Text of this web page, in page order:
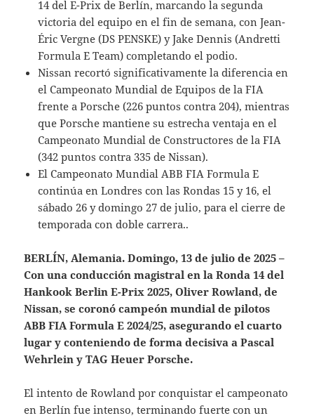
14 del E-Prix de Berlín, marcando la segunda
victoria del equipo en el fin de semana, con Jean-
Éric Vergne (DS PENSKE) y Jake Dennis (Andretti
Formula E Team) completando el podio.
Nissan recortó significativamente la diferencia en
el Campeonato Mundial de Equipos de la FIA
frente a Porsche (226 puntos contra 204), mientras
que Porsche mantiene su estrecha ventaja en el
Campeonato Mundial de Constructores de la FIA
(342 puntos contra 335 de Nissan).
El Campeonato Mundial ABB FIA Formula E
continúa en Londres con las Rondas 15 y 16, el
sábado 26 y domingo 27 de julio, para el cierre de
temporada con doble carrera..
BERLÍN, Alemania. Domingo, 13 de julio de 2025 –
Con una conducción magistral en la Ronda 14 del
Hankook Berlin E-Prix 2025, Oliver Rowland, de
Nissan, se coronó campeón mundial de pilotos
ABB FIA Formula E 2024/25, asegurando el cuarto
lugar y conteniendo de forma decisiva a Pascal
Wehrlein y TAG Heuer Porsche.
El intento de Rowland por conquistar el campeonato
en Berlín fue intenso, terminando fuerte con un